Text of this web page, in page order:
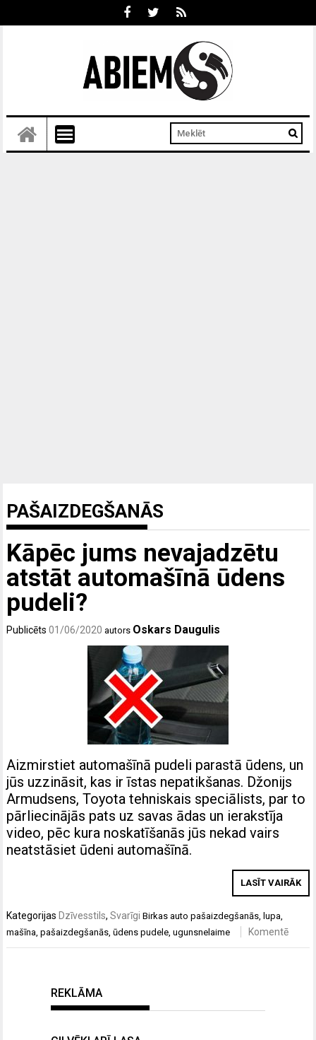
PAŠAIZDEGŠANĀS
Kāpēc jums nevajadzētu
atstāt automašīnā ūdens
pudeli?
Publicēts01/06/2020 autors Oskars Daugulis
Aizmirstiet automašīnā pudeli parastā ūdens, un
jūs uzzināsit, kas ir īstas nepatikšanas. Džonijs
Armudsens, Toyota tehniskais speciālists, par to
pārliecinājās pats uz savas ādas un ierakstīja
video, pēc kura noskatīšanās jūs nekad vairs
neatstāsiet ūdeni automašīnā.
LASĪT VAIRĀK
Kategorijas Dzīvesstils,Svarīgi Birkasauto pašaizdegšanās, lupa,
mašīna,pašaizdegšanās,ūdens pudele,ugunsnelaime Komentē
REKLĀMA